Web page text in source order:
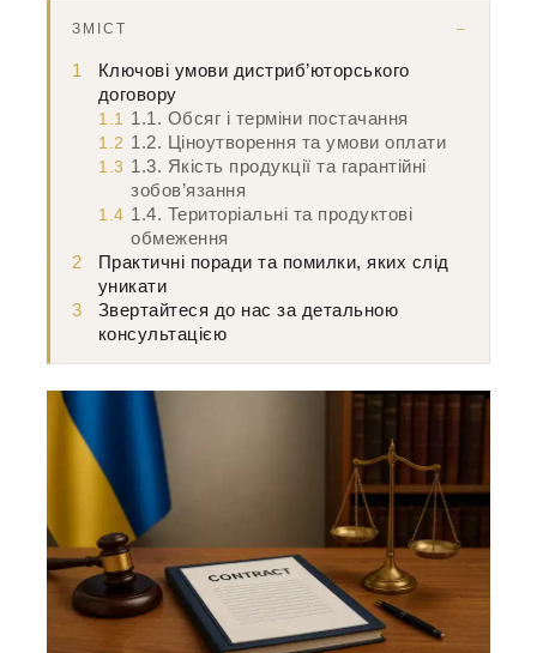
ЗМІСТ
1
Ключові умови дистриб’юторського
договору
1.1 1.1. Обсяг і терміни постачання
1.2 1.2. Ціноутворення та умови оплати
1.3 1.3. Якість продукції та гарантійні
зобов’язання
1.4 1.4. Територіальні та продуктові
обмеження
2
Практичні поради та помилки, яких слід
уникати
3
Звертайтеся до нас за детальною
консультацією